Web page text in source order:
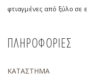
φτιαγμένες από ξύλο σε
ΠΛΗΡΟΦΟΡΙΕΣ
ΚΑΤΑΣΤΗΜΑ